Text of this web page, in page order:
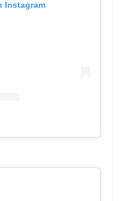
Instagram